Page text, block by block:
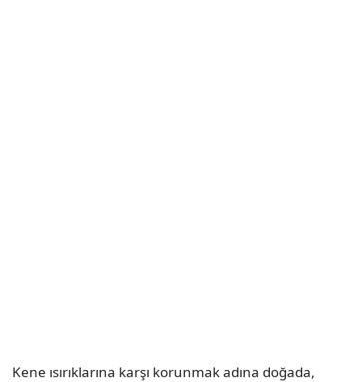
Kene ısırıklarına karşı korunmak adına doğada,